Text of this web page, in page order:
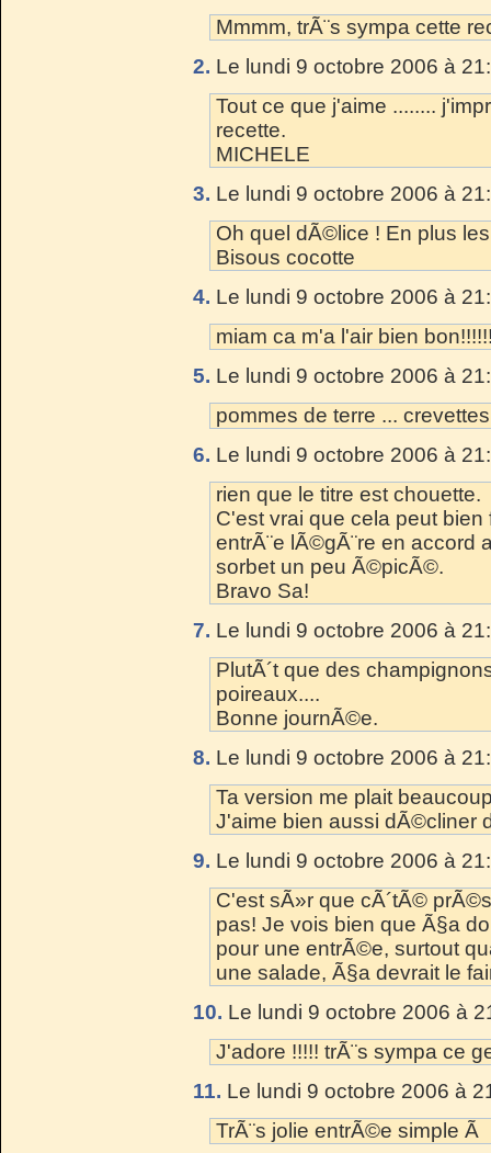
Mmmm, trÃ¨s sympa cette
2. Le lundi 9 octobre 2006 à
Tout ce que j'aime ........
recette.
MICHELE
3. Le lundi 9 octobre 2006 à
Oh quel dÃ©lice ! En plus
Bisous cocotte
4. Le lundi 9 octobre 2006 à
miam ca m'a l'air bien
5. Le lundi 9 octobre 2006 à
pommes de terre ...
6. Le lundi 9 octobre 2006 à
rien que le titre est chouette.
C'est vrai que cela peut
entrÃ¨e lÃ©gÃ¨re en accord
sorbet un peu Ã©picÃ©.
Bravo Sa!
7. Le lundi 9 octobre 2006 à
PlutÃ´t que des
poireaux....
Bonne journÃ©e.
8. Le lundi 9 octobre 2006 à
Ta version me plait
J'aime bien aussi dÃ©cliner
9. Le lundi 9 octobre 2006 à
C'est sÃ»r que cÃ´tÃ©
pas! Je vois bien que Ã§a
pour une entrÃ©e, surtout
une salade, Ã§a devrait le
10. Le lundi 9 octobre 2006 à
J'adore !!!!! trÃ¨s sympa ce
11. Le lundi 9 octobre 2006 à
TrÃ¨s jolie entrÃ©e simple